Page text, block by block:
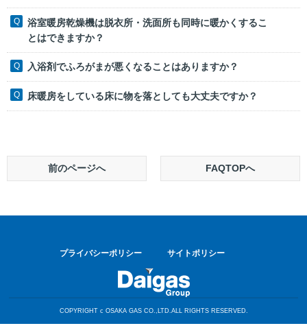
浴室暖房乾燥機は脱衣所・洗面所も同時に暖かくするこ
とはできますか？
入浴剤でふろがまが悪くなることはありますか？
床暖房をしている床に物を落としても大丈夫ですか？
前のページへ FAQTOPへ
プライバシーポリシー サイトポリシー
COPYRIGHT c OSAKA GAS CO.,LTD.ALL RIGHTS RESERVED.